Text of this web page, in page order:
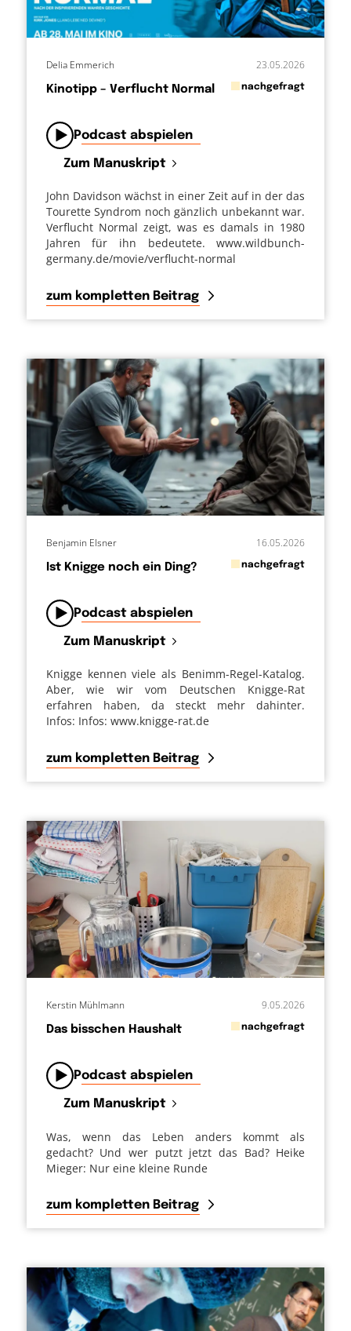
Kinotipp – Verflucht Normal
23.05.2026
innachgefragt
Delia Emmerich
Podcast abspielen
Zum Manuskript
John Davidson wächst in einer Zeit auf in der das
Tourette Syndrom noch gänzlich unbekannt war.
Verflucht Normal zeigt, was es damals in 1980
Jahren für ihn bedeutete. www.wildbunch-
germany.de/movie/verflucht-normal
zum kompletten Beitrag
Ist Knigge noch ein Ding?
16.05.2026
innachgefragt
Benjamin Elsner
Podcast abspielen
Zum Manuskript
Knigge kennen viele als Benimm-Regel-Katalog.
Aber, wie wir vom Deutschen Knigge-Rat
erfahren haben, da steckt mehr dahinter.
Infos: Infos: www.knigge-rat.de
zum kompletten Beitrag
Das bisschen Haushalt
9.05.2026
innachgefragt
Kerstin Mühlmann
Podcast abspielen
Zum Manuskript
Was, wenn das Leben anders kommt als
gedacht? Und wer putzt jetzt das Bad? Heike
Mieger: Nur eine kleine Runde
zum kompletten Beitrag